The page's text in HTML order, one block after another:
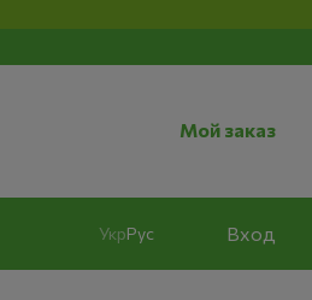
Мой заказ
УкрРус Вход